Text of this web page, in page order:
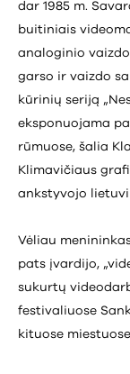
dar 1985 m.
buitiniais
analoginio
garso ir vaizdo
kūrinių seriją
eksponuojama
rūmuose, šalia
Klimavičiaus
ankstyvojo
Vėliau
pats įvardijo,
sukurtų
festivaliuose
kituose